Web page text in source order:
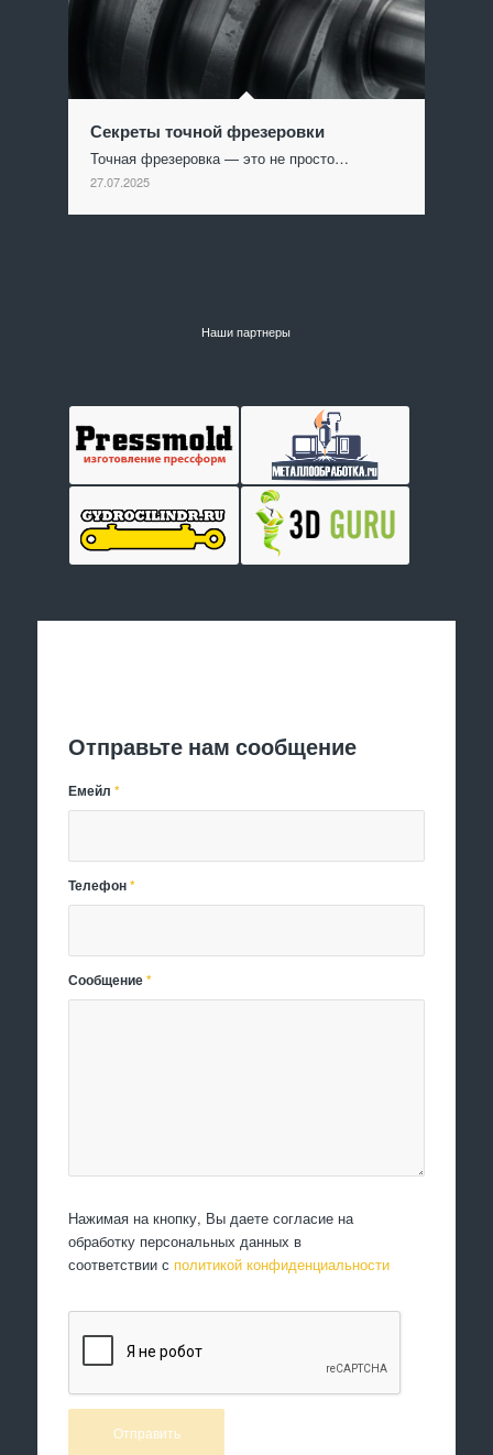
Секреты точной фрезеровки
Точная фрезеровка — это не просто…
27.07.2025
Наши партнеры
Отправьте нам сообщение
Емейл*
Телефон*
Сообщение*
Нажимая на кнопку, Вы даете согласие на
обработку персональных данных в
соответствии с политикой конфиденциальности